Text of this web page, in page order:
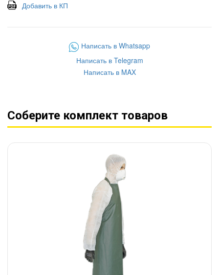
Добавить в КП
Написать в Whatsapp
Написать в Telegram
Написать в MAX
Соберите комплект товаров